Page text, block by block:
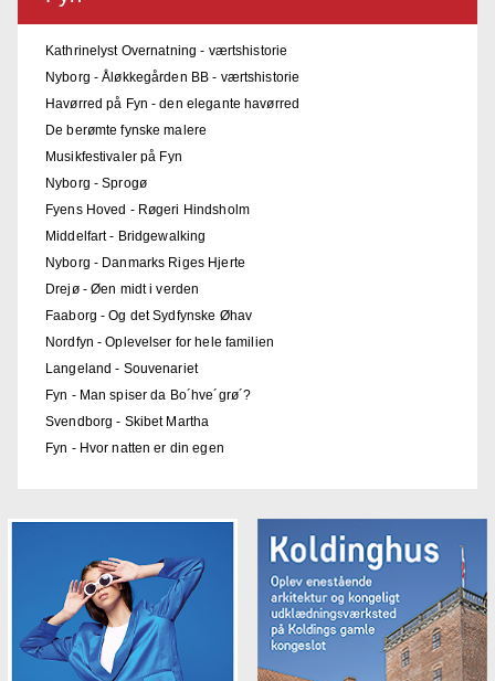
Kathrinelyst Overnatning - værtshistorie
Nyborg - Åløkkegården BB - værtshistorie
Havørred på Fyn - den elegante havørred
De berømte fynske malere
Musikfestivaler på Fyn
Nyborg - Sprogø
Fyens Hoved - Røgeri Hindsholm
Middelfart - Bridgewalking
Nyborg - Danmarks Riges Hjerte
Drejø - Øen midt i verden
Faaborg - Og det Sydfynske Øhav
Nordfyn - Oplevelser for hele familien
Langeland - Souvenariet
Fyn - Man spiser da Bo´hve´grø´?
Svendborg - Skibet Martha
Fyn - Hvor natten er din egen